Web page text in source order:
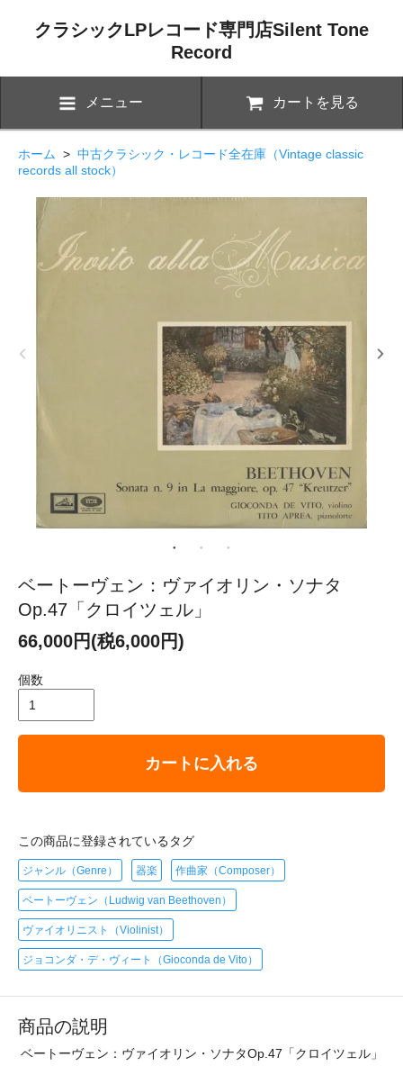
クラシックLPレコード専門店Silent Tone
Record
メニュー カートを見る
ホーム > 中古クラシック・レコード全在庫（Vintage classic
records all stock）
ベートーヴェン：ヴァイオリン・ソナタ
Op.47「クロイツェル」
66,000円(税6,000円)
個数
カートに入れる
この商品に登録されているタグ
ジャンル（Genre） 器楽 作曲家（Composer）
ベートーヴェン（Ludwig van Beethoven）
ヴァイオリニスト（Violinist）
ジョコンダ・デ・ヴィート（Gioconda de Vito）
商品の説明
ベートーヴェン：ヴァイオリン・ソナタOp.47「クロイツェル」